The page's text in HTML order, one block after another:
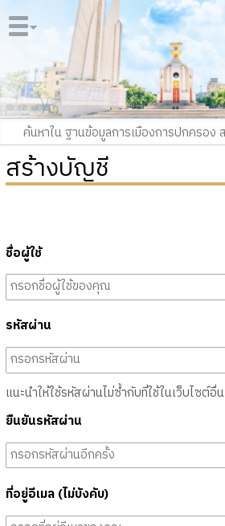
สร้างบัญชี
ชื่อผู้ใช้
รหัสผ่าน
แนะนำให้ใช้รหัสผ่านไม่ซ้ำกับที่ใช้ในเว็บไซต์อื่น
ยืนยันรหัสผ่าน
ที่อยู่อีเมล (ไม่บังคับ)